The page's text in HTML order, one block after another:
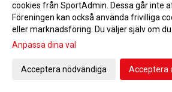
Radiointervju med tre tjejer från F 09
Save the date!
Grym Gry och pigg Pripp när Heid besegrades
EHF-cupen: Knapp seger efter stark insats
5-6/10 spelas USM i HÖÖR! Gratis inträde!
cookies från SportAdmin. Dessa går inte
Föreningen kan också använda frivilliga
eller marknadsföring. Du väljer själv om
Anpassa dina val
Acceptera nödvändiga Acceptera